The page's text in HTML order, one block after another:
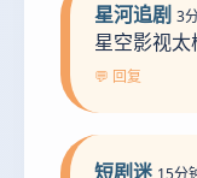
星河追剧 3
星空影视
💬 回复
短剧迷